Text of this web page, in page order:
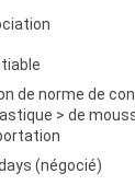
de norme de
> de
(négocié)